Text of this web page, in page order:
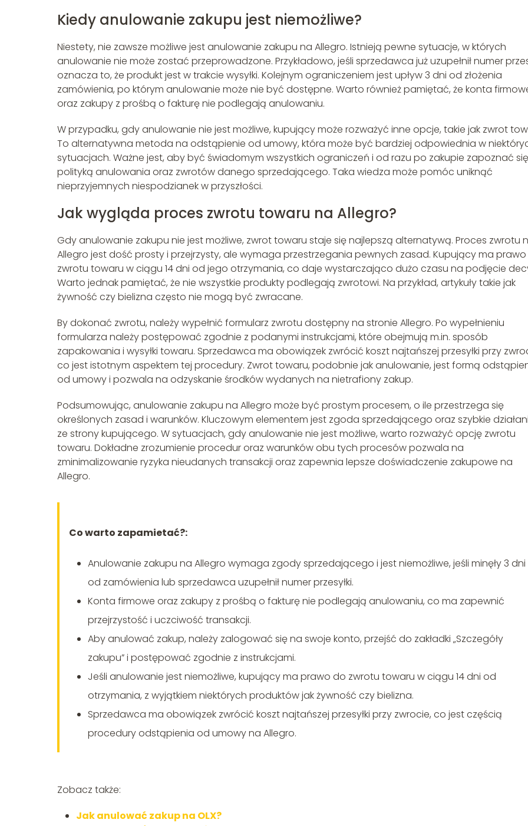
Kiedy anulowanie zakupu jest niemożliwe?
Niestety, nie zawsze możliwe jest anulowanie zakupu na Allegro. Istnieją pewne sytuacje, w których
anulowanie nie może zostać przeprowadzone. Przykładowo, jeśli sprzedawca już uzupełnił numer
oznacza to, że produkt jest w trakcie wysyłki. Kolejnym ograniczeniem jest upływ 3 dni od złożenia
zamówienia, po którym anulowanie może nie być dostępne. Warto również pamiętać, że konta
oraz zakupy z prośbą o fakturę nie podlegają anulowaniu.
W przypadku, gdy anulowanie nie jest możliwe, kupujący może rozważyć inne opcje, takie jak zwrot
To alternatywna metoda na odstąpienie od umowy, która może być bardziej odpowiednia w
sytuacjach. Ważne jest, aby być świadomym wszystkich ograniczeń i od razu po zakupie zapoznać
polityką anulowania oraz zwrotów danego sprzedającego. Taka wiedza może pomóc uniknąć
nieprzyjemnych niespodzianek w przyszłości.
Jak wygląda proces zwrotu towaru na Allegro?
Gdy anulowanie zakupu nie jest możliwe, zwrot towaru staje się najlepszą alternatywą. Proces zwrotu
Allegro jest dość prosty i przejrzysty, ale wymaga przestrzegania pewnych zasad. Kupujący ma
zwrotu towaru w ciągu 14 dni od jego otrzymania, co daje wystarczająco dużo czasu na podjęcie
Warto jednak pamiętać, że nie wszystkie produkty podlegają zwrotowi. Na przykład, artykuły takie jak
żywność czy bielizna często nie mogą być zwracane.
By dokonać zwrotu, należy wypełnić formularz zwrotu dostępny na stronie Allegro. Po wypełnieniu
formularza należy postępować zgodnie z podanymi instrukcjami, które obejmują m.in. sposób
zapakowania i wysyłki towaru. Sprzedawca ma obowiązek zwrócić koszt najtańszej przesyłki przy
co jest istotnym aspektem tej procedury. Zwrot towaru, podobnie jak anulowanie, jest formą
od umowy i pozwala na odzyskanie środków wydanych na nietrafiony zakup.
Podsumowując, anulowanie zakupu na Allegro może być prostym procesem, o ile przestrzega się
określonych zasad i warunków. Kluczowym elementem jest zgoda sprzedającego oraz szybkie
ze strony kupującego. W sytuacjach, gdy anulowanie nie jest możliwe, warto rozważyć opcję zwrotu
towaru. Dokładne zrozumienie procedur oraz warunków obu tych procesów pozwala na
zminimalizowanie ryzyka nieudanych transakcji oraz zapewnia lepsze doświadczenie zakupowe na
Allegro.
Co warto zapamietać?:
Anulowanie zakupu na Allegro wymaga zgody sprzedającego i jest niemożliwe, jeśli minęły 3 dni
od zamówienia lub sprzedawca uzupełnił numer przesyłki.
Konta firmowe oraz zakupy z prośbą o fakturę nie podlegają anulowaniu, co ma zapewnić
przejrzystość i uczciwość transakcji.
Aby anulować zakup, należy zalogować się na swoje konto, przejść do zakładki „Szczegóły
zakupu” i postępować zgodnie z instrukcjami.
Jeśli anulowanie jest niemożliwe, kupujący ma prawo do zwrotu towaru w ciągu 14 dni od
otrzymania, z wyjątkiem niektórych produktów jak żywność czy bielizna.
Sprzedawca ma obowiązek zwrócić koszt najtańszej przesyłki przy zwrocie, co jest częścią
procedury odstąpienia od umowy na Allegro.
Zobacz także:
Jak anulować zakup na OLX?